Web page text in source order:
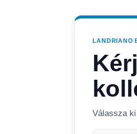
LANDRIANO
Válassza